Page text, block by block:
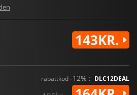
143KR.
rabattkod-12% : DLC12DEAL